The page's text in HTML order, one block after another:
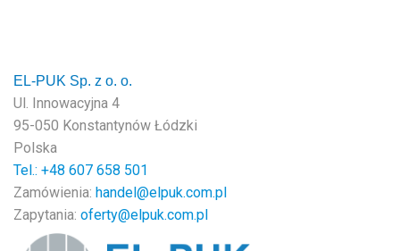
EL-PUK Sp. z o. o.
Ul. Innowacyjna 4
95-050 Konstantynów Łódzki
Polska
Tel.: +48 607 658 501
Zamówienia: handel@elpuk.com.pl
Zapytania: oferty@elpuk.com.pl